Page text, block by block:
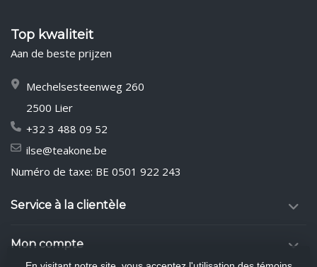
Top kwaliteit
Aan de beste prijzen
Mechelsesteenweg 260
2500 Lier
+32 3 488 09 52
ilse@teakone.be
Numéro de taxe: BE 0501 922 243
Service à la clientèle
Mon compte